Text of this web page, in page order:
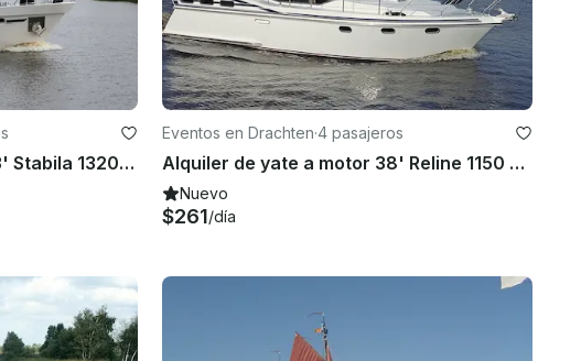
Alquiler de yate a motor 43' Stabila 1320 en Drachten - Frisia, Países Bajos
Eventos en Drachten·4 pasajeros
Alquiler de yate a motor 38' Reline 1150 en Drachten - Frisia, Países Bajos
Nuevo
$261/día